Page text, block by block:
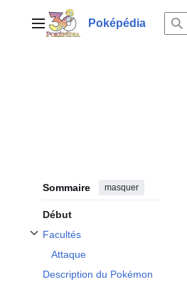
contenuMenu principalPoképédia
Sommaire masquer
Début
Facultés
Afficher / masquer la sous-section Facultés
Attaque
Description du Pokémon